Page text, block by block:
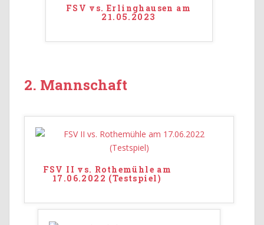
FSV vs. Erlinghausen am
21.05.2023
2. Mannschaft
FSV II vs. Rothemühle am
17.06.2022 (Testspiel)